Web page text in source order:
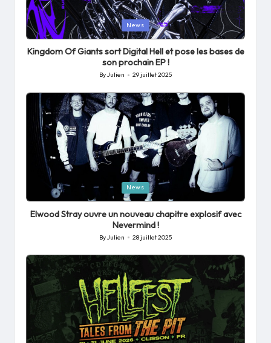
Posted
in
News
Kingdom Of Giants sort Digital Hell et pose les bases de
son prochain EP !
Posted
ByJulien 29 juillet 2025
Posted
in
News
Elwood Stray ouvre un nouveau chapitre explosif avec
Nevermind !
Posted
ByJulien 28 juillet 2025